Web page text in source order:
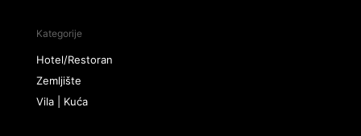
Kategorije
Hotel/Restoran
Zemljište
Vila | Kuća